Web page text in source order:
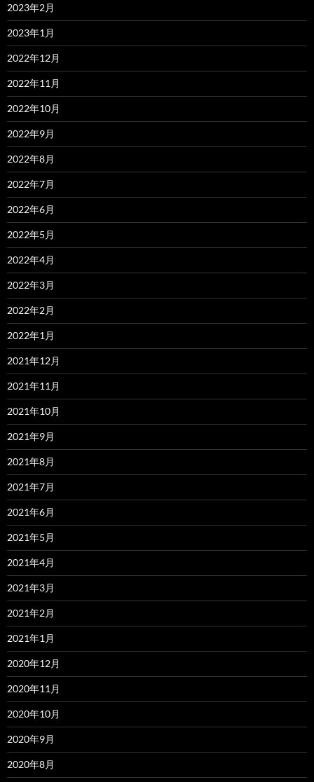
2023年2月
2023年1月
2022年12月
2022年11月
2022年10月
2022年9月
2022年8月
2022年7月
2022年6月
2022年5月
2022年4月
2022年3月
2022年2月
2022年1月
2021年12月
2021年11月
2021年10月
2021年9月
2021年8月
2021年7月
2021年6月
2021年5月
2021年4月
2021年3月
2021年2月
2021年1月
2020年12月
2020年11月
2020年10月
2020年9月
2020年8月